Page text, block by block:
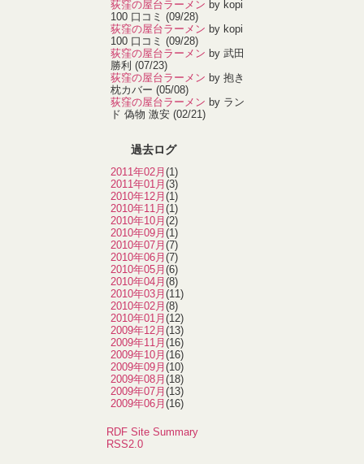
荻窪の屋台ラーメン by kopi
100 口コミ (09/28)
荻窪の屋台ラーメン by kopi
100 口コミ (09/28)
荻窪の屋台ラーメン by 武田
勝利 (07/23)
荻窪の屋台ラーメン by 抱き
枕カバー (05/08)
荻窪の屋台ラーメン by ラン
ド 偽物 激安 (02/21)
過去ログ
2011年02月 (1)
2011年01月 (3)
2010年12月 (1)
2010年11月 (1)
2010年10月 (2)
2010年09月 (1)
2010年07月 (7)
2010年06月 (7)
2010年05月 (6)
2010年04月 (8)
2010年03月 (11)
2010年02月 (8)
2010年01月 (12)
2009年12月 (13)
2009年11月 (16)
2009年10月 (16)
2009年09月 (10)
2009年08月 (18)
2009年07月 (13)
2009年06月 (16)
RDF Site Summary
RSS2.0